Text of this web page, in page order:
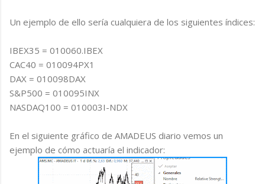
Un ejemplo de ello sería cualquiera de los siguientes índices:
IBEX35 = 010060.IBEX
CAC40 = 010094PX1
DAX = 010098DAX
S&P500 = 010095INX
NASDAQ100 = 010003I-NDX
En el siguiente gráfico de AMADEUS diario vemos un
ejemplo de cómo actuaría el indicador: